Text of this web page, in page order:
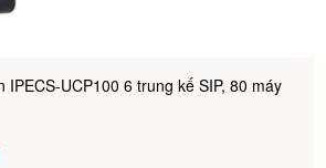
IPECS-UCP100 6 trung kế SIP, 80 máy